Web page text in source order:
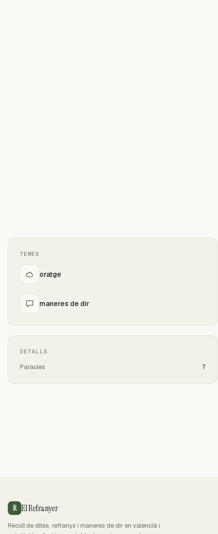
TEMES
oratge
maneres de dir
DETALLS
Paraules 7
R El Refranyer
Recull de dites, refranys i maneres de dir en valencià i